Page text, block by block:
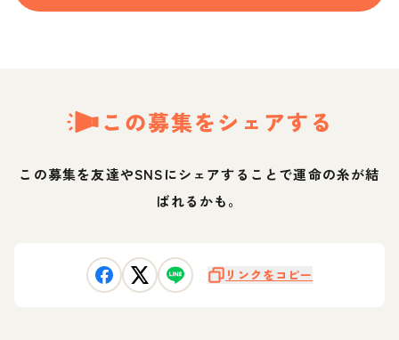
この募集をシェアする
この募集を友達やSNSにシェアすることで運命の糸が結
ばれるかも。
リンクをコピー